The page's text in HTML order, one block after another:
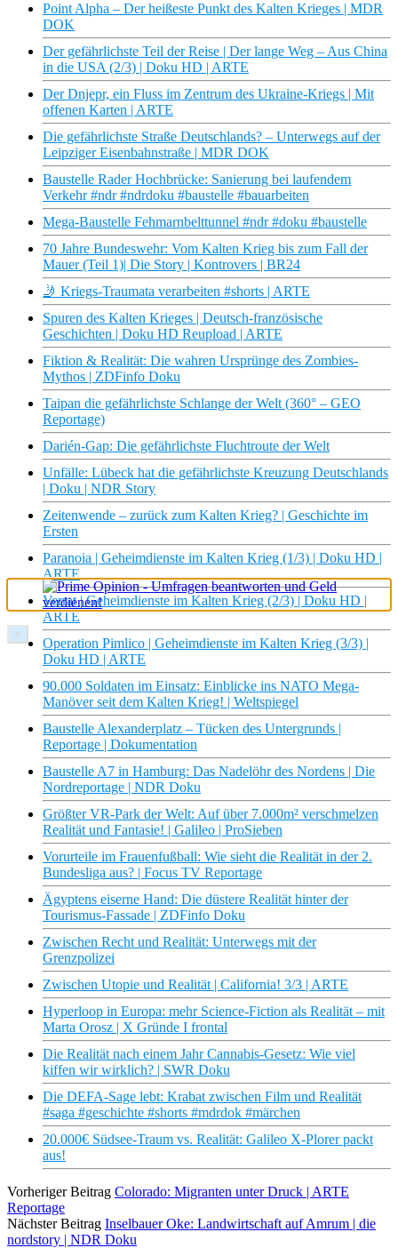
Point Alpha – Der heißeste Punkt des Kalten Krieges | MDR
DOK
Der gefährlichste Teil der Reise | Der lange Weg – Aus China
in die USA (2/3) | Doku HD | ARTE
Der Dnjepr, ein Fluss im Zentrum des Ukraine-Kriegs | Mit
offenen Karten | ARTE
Die gefährlichste Straße Deutschlands? – Unterwegs auf der
Leipziger Eisenbahnstraße | MDR DOK
Baustelle Rader Hochbrücke: Sanierung bei laufendem
Verkehr #ndr #ndrdoku #baustelle #bauarbeiten
Mega-Baustelle Fehmarnbelttunnel #ndr #doku #baustelle
70 Jahre Bundeswehr: Vom Kalten Krieg bis zum Fall der
Mauer (Teil 1)| Die Story | Kontrovers | BR24
🤳 Kriegs-Traumata verarbeiten #shorts | ARTE
Spuren des Kalten Krieges | Deutsch-französische
Geschichten | Doku HD Reupload | ARTE
Fiktion & Realität: Die wahren Ursprünge des Zombies-
Mythos | ZDFinfo Doku
Taipan die gefährlichste Schlange der Welt (360° – GEO
Reportage)
Darién-Gap: Die gefährlichste Fluchtroute der Welt
Unfälle: Lübeck hat die gefährlichste Kreuzung Deutschlands
| Doku | NDR Story
Zeitenwende – zurück zum Kalten Krieg? | Geschichte im
Ersten
Paranoia | Geheimdienste im Kalten Krieg (1/3) | Doku HD |
ARTE
Verrat | Geheimdienste im Kalten Krieg (2/3) | Doku HD |
ARTE
Operation Pimlico | Geheimdienste im Kalten Krieg (3/3) |
Doku HD | ARTE
90.000 Soldaten im Einsatz: Einblicke ins NATO Mega-
Manöver seit dem Kalten Krieg! | Weltspiegel
Baustelle Alexanderplatz – Tücken des Untergrunds |
Reportage | Dokumentation
Baustelle A7 in Hamburg: Das Nadelöhr des Nordens | Die
Nordreportage | NDR Doku
Größter VR-Park der Welt: Auf über 7.000m² verschmelzen
Realität und Fantasie! | Galileo | ProSieben
Vorurteile im Frauenfußball: Wie sieht die Realität in der 2.
Bundesliga aus? | Focus TV Reportage
Ägyptens eiserne Hand: Die düstere Realität hinter der
Tourismus-Fassade | ZDFinfo Doku
Zwischen Recht und Realität: Unterwegs mit der
Grenzpolizei
Zwischen Utopie und Realität | California! 3/3 | ARTE
Hyperloop in Europa: mehr Science-Fiction als Realität – mit
Marta Orosz | X Gründe I frontal
Die Realität nach einem Jahr Cannabis-Gesetz: Wie viel
kiffen wir wirklich? | SWR Doku
Die DEFA-Sage lebt: Krabat zwischen Film und Realität
#saga #geschichte #shorts #mdrdok #märchen
20.000€ Südsee-Traum vs. Realität: Galileo X-Plorer packt
aus!
Vorheriger Beitrag Colorado: Migranten unter Druck | ARTE
Reportage
Nächster Beitrag Inselbauer Oke: Landwirtschaft auf Amrum | die
nordstory | NDR Doku
×